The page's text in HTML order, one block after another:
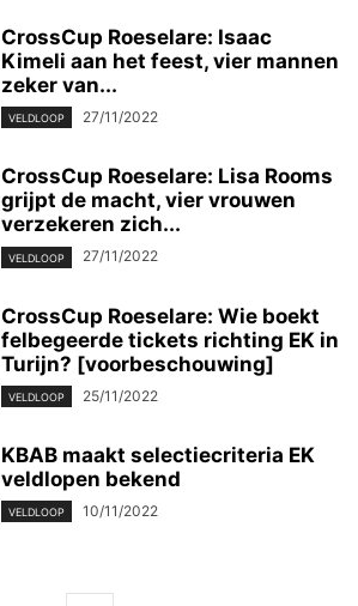
CrossCup Roeselare: Isaac
Kimeli aan het feest, vier mannen
zeker van...
VELDLOOP 27/11/2022
CrossCup Roeselare: Lisa Rooms
grijpt de macht, vier vrouwen
verzekeren zich...
VELDLOOP 27/11/2022
CrossCup Roeselare: Wie boekt
felbegeerde tickets richting EK in
Turijn? [voorbeschouwing]
VELDLOOP 25/11/2022
KBAB maakt selectiecriteria EK
veldlopen bekend
VELDLOOP 10/11/2022